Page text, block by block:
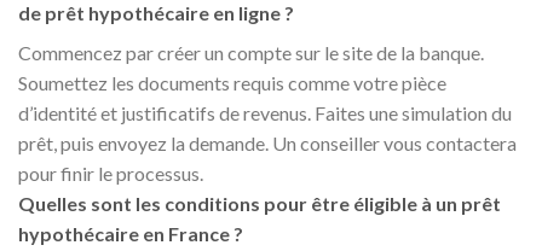
de prêt hypothécaire en ligne ?
Commencez par créer un compte sur le site de la banque.
Soumettez les documents requis comme votre pièce
d’identité et justificatifs de revenus. Faites une simulation du
prêt, puis envoyez la demande. Un conseiller vous contactera
pour finir le processus.
Quelles sont les conditions pour être éligible à un prêt
hypothécaire en France ?